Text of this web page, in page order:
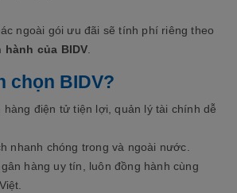
ngoài gói ưu đãi sẽ tính phí riêng theo
của BIDV
chọn BIDV?
hàng điện tử tiện lợi, quản lý tài chính dễ
nhanh chóng trong và ngoài nước.
hàng uy tín, luôn đồng hành cùng